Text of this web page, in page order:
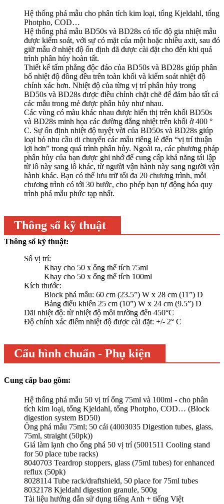
Hệ thống phá mẫu cho phân tích kim loại, tổng Kjeldahl, tổng
Photpho, COD…
Hệ thống phá mẫu BD50s và BD28s có tốc độ gia nhiệt mẫu
được kiểm soát, với sự có mặt của một hoặc nhiều axit, sau đó
giữ mẫu ở nhiệt độ ổn định đã được cài đặt cho đến khi quá
trình phân hủy hoàn tất.
Thiết kế tấm phẳng độc đáo của BD50s và BD28s giúp phân
bố nhiệt độ đồng đều trên toàn khối và kiểm soát nhiệt độ
chính xác hơn. Nhiệt độ của từng vị trí phân hủy trong
BD50s và BD28s được điều chỉnh chặt chẽ để đảm bảo tất cả
các mẫu trong mẻ được phân hủy như nhau.
Các vùng có màu khác nhau được hiển thị trên khối BD50s
và BD28s minh họa các đường đẳng nhiệt trên khối ở 400 °
C. Sự ổn định nhiệt độ tuyệt vời của BD50s và BD28s giúp
loại bỏ nhu cầu di chuyển các mẫu riêng lẻ đến “vị trí thuận
lợi hơn” trong quá trình phân hủy. Ngoài ra, các phương pháp
phân hủy của bạn được ghi nhớ để cung cấp khả năng tái lập
từ lô này sang lô khác, từ người vận hành này sang người vận
hành khác. Bạn có thể lưu trữ tối đa 20 chương trình, mỗi
chương trình có tới 30 bước, cho phép bạn tự động hóa quy
trình phá mẫu phức tạp nhất.
Thông số kỹ thuật
Thông số kỹ thuật:
Số vị trí:
Khay cho 50 x ống thể tích 75ml
Khay cho 50 x ống thể tích 100ml
Kích thước:
Block phá mẫu: 60 cm (23.5”) W x 28 cm (11”) D
Bảng điểu khiển 25 cm (10”) W x 24 cm (9.5”) D
Dãi nhiệt độ: từ nhiệt độ môi trường đến 450°C
Độ chính xác điểm nhiệt độ được cài đặt: +/- 2° C
Cấu hình chuẩn - Phụ kiện
Cung cấp bao gồm:
Hệ thống phá mẫu 50 vị trí ống 75ml và 100ml - cho phân
tích kim loại, tổng Kjeldahl, tổng Photpho, COD… (Block
digestion system BD50)
Ống phá mẫu 75ml; 50 cái (4003035 Digestion tubes, glass,
75ml, straight (50pk))
Giá làm lạnh cho ống phá 50 vị trí (5001511 Cooling stand
for 50 place tube racks)
8040703 Teardrop stoppers, glass (75ml tubes) for enhanced
reflux (50pk)
8028114 Tube rack/draftshield, 50 place for 75ml tubes
8032178 Kjeldahl digestion granule, 500g
Tài liệu hướng dẫn sử dụng tiếng Anh + tiếng Việt